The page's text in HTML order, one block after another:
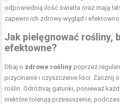
odpowiednią ilość światła oraz mają
zapewni ich zdrowy wygląd i
Jak pielęgnować rośliny,
efektowne?
Dbaj o zdrowe rośliny poprzez
przycinanie i czyszczenie liści. Zacznij
roślin. Odróżniaj gatunki, ponieważ
niektóre tolerują przesuszenie,